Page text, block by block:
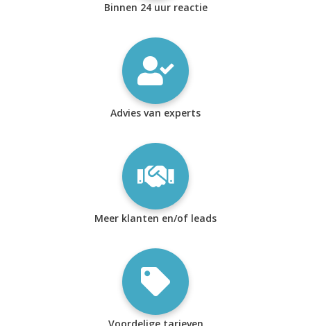
Binnen 24 uur reactie
Advies van experts
Meer klanten en/of leads